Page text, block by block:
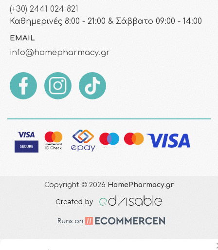
(+30) 2441 024 821
Καθημερινές 8:00 - 21:00 & Σάββατο 09:00 - 14:00
EMAIL
info@homepharmacy.gr
Copyright © 2026 HomePharmacy.gr